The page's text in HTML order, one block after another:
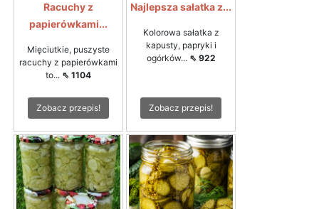
Racuchy z
papierówkami...
Mięciutkie, puszyste
racuchy z papierówkami
to... ⇖ 1104
Zobacz przepis!
Najlepsza sałatka z...
Kolorowa sałatka z
kapusty, papryki i
ogórków... ⇖ 922
Zobacz przepis!